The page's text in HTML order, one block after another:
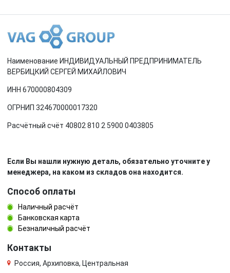
Наименование ИНДИВИДУАЛЬНЫЙ ПРЕДПРИНИМАТЕЛЬ
ВЕРБИЦКИЙ СЕРГЕЙ МИХАЙЛОВИЧ
ИНН 670000804309
ОГРНИП 324670000017320
Расчётный счёт 40802 810 2 5900 0403805
Если Вы нашли нужную деталь, обязательно уточните у
менеджера, на каком из складов она находится.
Способ оплаты
Наличный расчёт
Банковская карта
Безналичный расчёт
Контакты
Россия, Архиповка, Центральная